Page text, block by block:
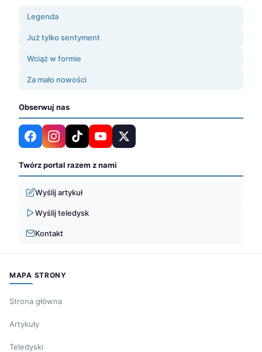
Legenda
Już tylko sentyment
Wciąż w formie
Za mało nowości
Obserwuj nas
Twórz portal razem z nami
Wyślij artykuł
Wyślij teledysk
Kontakt
MAPA STRONY
Strona główna
Artykuły
Teledyski